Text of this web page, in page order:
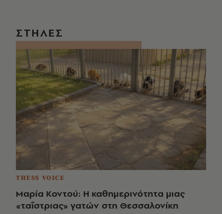
ΣΤΗΛΕΣ
THESS VOICE
Μαρία Κοντού: Η καθημερινότητα μιας
«ταΐστριας» γατών στη Θεσσαλονίκη